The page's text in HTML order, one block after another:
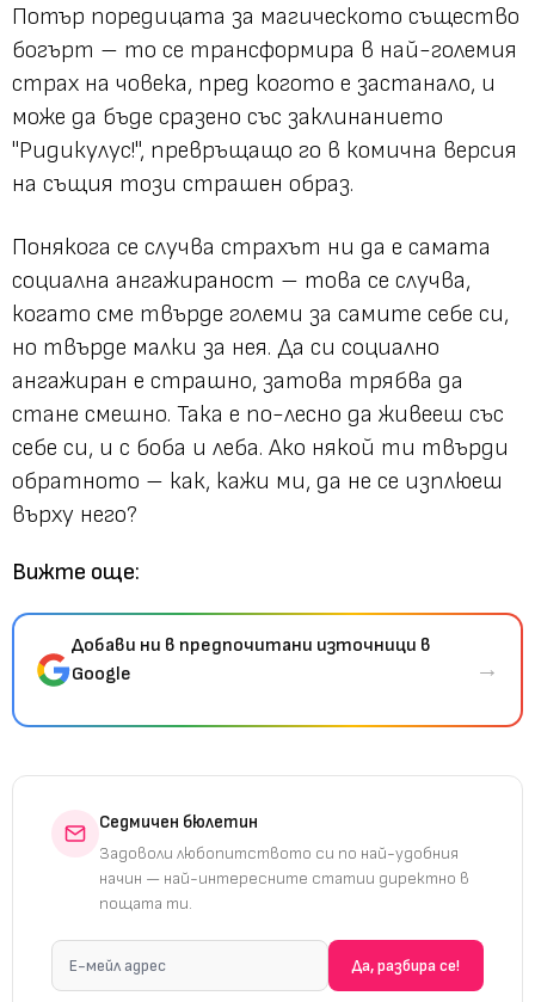
Потър поредицата за магическото същество
богърт – то се трансформира в най-големия
страх на човека, пред когото е застанало, и
може да бъде сразено със заклинанието
"Ридикулус!", превръщащо го в комична версия
на същия този страшен образ.
Понякога се случва страхът ни да е самата
социална ангажираност – това се случва,
когато сме твърде големи за самите себе си,
но твърде малки за нея. Да си социално
ангажиран е страшно, затова трябва да
стане смешно. Така е по-лесно да живееш със
себе си, и с боба и леба. Ако някой ти твърди
обратното – как, кажи ми, да не се изплюеш
върху него?
Вижте още:
Добави ни в предпочитани източници в
Google
→
Седмичен бюлетин
Задоволи любопитството си по най-удобния
начин — най-интересните статии директно в
пощата ти.